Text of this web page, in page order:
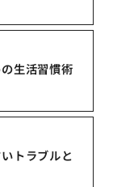
生活習慣術
トラブルと